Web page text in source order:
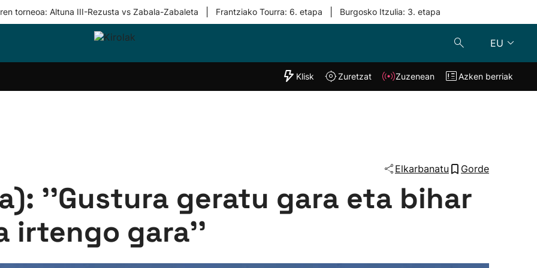
torneoa: Altuna III-Rezusta vs Zabala-Zabaleta Frantziako Tourra: 6. etapa Burgosko Itzulia: 3. etapa
EU
Taldeak
"Helmuga"
Klisk Zuzenean
Klisk Zuretzat Zuzenean Azken berriak
Elkarbanatu Gorde
''Gustura geratu gara eta bihar
irtengo gara''